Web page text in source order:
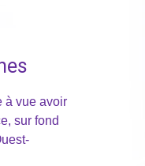
à vue avoir
sur fond